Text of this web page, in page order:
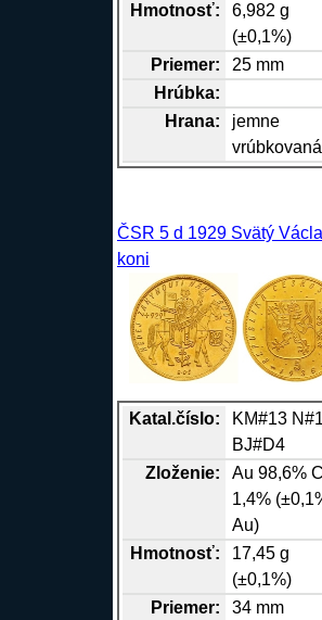
Hmotnosť:
6,982 g
(±0,1%)
Priemer:
25 mm
Hrúbka:
Hrana:
jemne
vrúbkovaná
ČSR 5 d 1929 Svätý
koni
Katal.číslo:
KM#13
BJ#D4
Zloženie:
Au 98,6%
1,4%
Au)
Hmotnosť:
17,45 g
(±0,1%)
Priemer:
34 mm